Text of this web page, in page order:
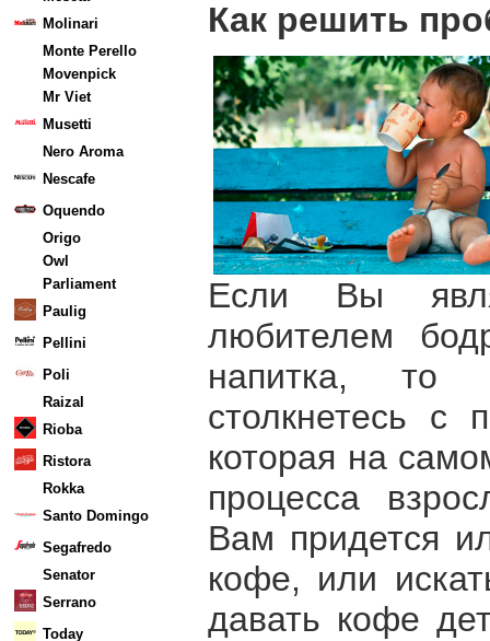
Molinari
Monte Perello
Movenpick
Mr Viet
Musetti
Nero Aroma
Nescafe
Oquendo
Origo
Owl
Parliament
Paulig
Pellini
Poli
Raizal
Rioba
Ristora
Rokka
Santo Domingo
Segafredo
Senator
Serrano
Today
Как решить
Если Вы
любителем
напитка, то
столкнетесь с
которая на
процесса
Вам придется
кофе, или
давать кофе